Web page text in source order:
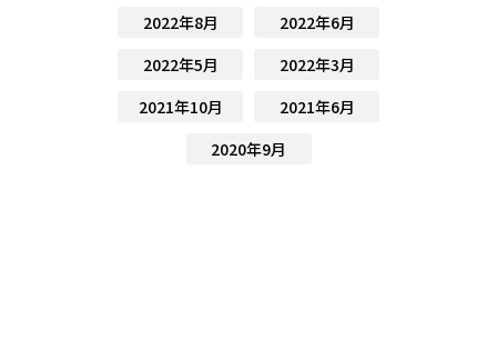
2022年8月
2022年6月
2022年5月
2022年3月
2021年10月
2021年6月
2020年9月